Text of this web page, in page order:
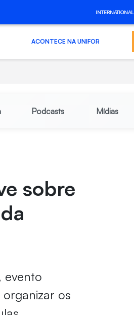
INTERNATIONAL
ACONTECE NA UNIFOR
Podcasts Mídias
sobre
evento
os